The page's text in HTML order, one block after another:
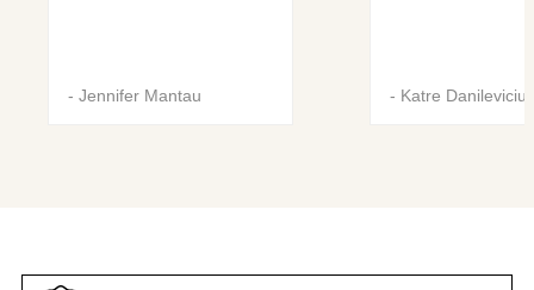
- Jennifer Mantau - Katre Danilevicius